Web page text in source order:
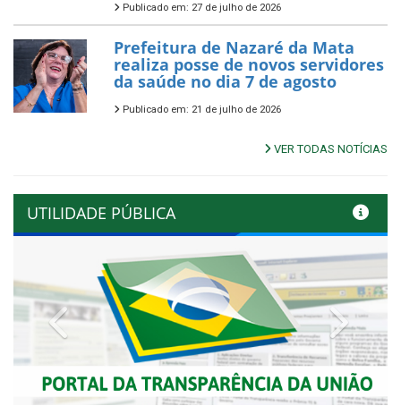
Publicado em: 27 de julho de 2026
Prefeitura de Nazaré da Mata
realiza posse de novos servidores
da saúde no dia 7 de agosto
Publicado em: 21 de julho de 2026
VER TODAS NOTÍCIAS
UTILIDADE PÚBLICA
Previous Next